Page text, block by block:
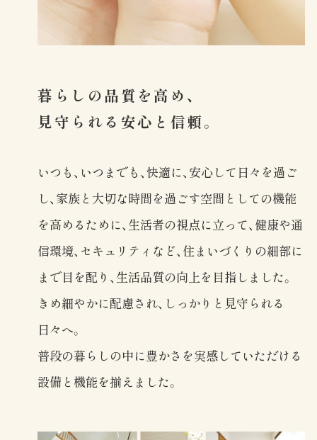
暮らしの品質を高め、
見守られる安心と信頼。
いつも、いつまでも、快適に、安心して日々を過ご
し、家族と大切な時間を過ごす空間としての機能
を高めるために、生活者の視点に立って、健康や通
信環境、セキュリティなど、住まいづくりの細部に
まで目を配り、生活品質の向上を目指しました。
きめ細やかに配慮され、しっかりと見守られる
日々へ。
普段の暮らしの中に豊かさを実感していただける
設備と機能を揃えました。